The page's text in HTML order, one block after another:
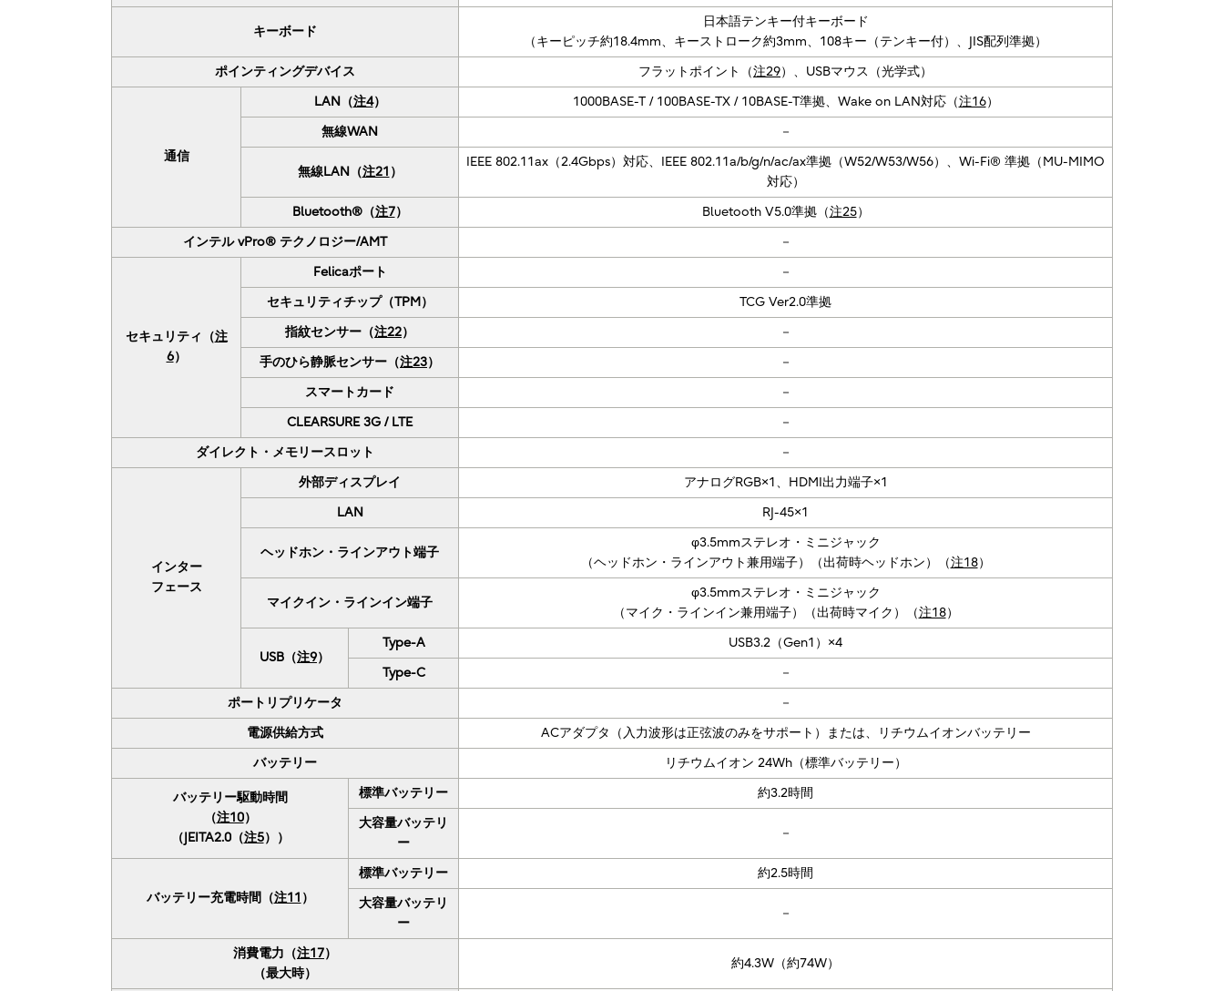
キーボード
日本語テンキー付キーボード
（キーピッチ約18.4mm、キーストローク約3mm、108キー（テンキー付）、JIS配列準拠）
ポインティングデバイス
フラットポイント（注29）、USBマウス（光学式）
通信
LAN（注4） 1000BASE-T / 100BASE-TX / 10BASE-T準拠、Wake on LAN対応（注16）
無線WAN
－
無線LAN（注21 ）
IEEE 802.11ax（2.4Gbps）対応、IEEE 802.11a/b/g/n/ac/ax準拠（W52/W53/W56）、Wi-Fi® 準拠（MU-MIMO
対応）
Bluetooth®（注7） Bluetooth V5.0準拠（注25）
インテル vPro® テクノロジー/AMT
－
セキュリティ（注
6）
Felicaポート
－
セキュリティチップ（TPM）
TCG Ver2.0準拠
指紋センサー（注22）
－
手のひら静脈センサー（注23）
－
スマートカード
－
CLEARSURE 3G / LTE
－
ダイレクト・メモリースロット
－
インター
フェース
外部ディスプレイ
アナログRGB×1、HDMI出力端子×1
LAN
RJ-45×1
ヘッドホン・ラインアウト端子
φ3.5mmステレオ・ミニジャック
（ヘッドホン・ラインアウト兼用端子）（出荷時ヘッドホン）（注18）
マイクイン・ラインイン端子
φ3.5mmステレオ・ミニジャック
（マイク・ラインイン兼用端子）（出荷時マイク）（注18）
USB（注9）
Type-A
USB3.2（Gen1）×4
Type-C
－
ポートリプリケータ
－
電源供給方式
ACアダプタ（入力波形は正弦波のみをサポート）または、リチウムイオンバッテリー
バッテリー
リチウムイオン 24Wh（標準バッテリー）
バッテリー駆動時間
（注10）
（JEITA2.0（注5））
標準バッテリー
約3.2時間
大容量バッテリ
ー
－
バッテリー充電時間（注11 ）
標準バッテリー
約2.5時間
大容量バッテリ
ー
－
消費電力（注17）
（最大時）
約4.3W（約74W）